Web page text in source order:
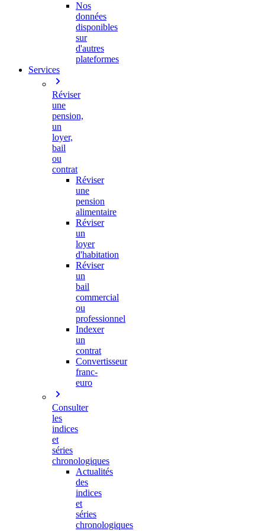
Nos
données
disponibles
sur
d'autres
plateformes
Services
Réviser
une
pension,
un
loyer,
bail
ou
contrat
Réviser
une
pension
alimentaire
Réviser
un
loyer
d'habitation
Réviser
un
bail
commercial
ou
professionnel
Indexer
un
contrat
Convertisseur
franc-
euro
Consulter
les
indices
et
séries
chronologiques
Actualités
des
indices
et
séries
chronologiques